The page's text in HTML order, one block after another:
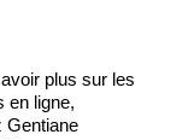
plus sur les
en ligne,
Gentiane